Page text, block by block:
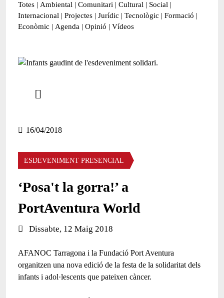
Totes | Ambiental | Comunitari | Cultural | Social |
Internacional | Projectes | Jurídic | Tecnològic | Formació |
Econòmic | Agenda | Opinió | Vídeos
16/04/2018
ESDEVENIMENT PRESENCIAL
‘Posa't la gorra!’ a
PortAventura World
Data de l'esdeveniment:
Dissabte, 12 Maig 2018
AFANOC Tarragona i la Fundació Port Aventura
organitzen una nova edició de la festa de la solidaritat dels
infants i adol·lescents que pateixen càncer.